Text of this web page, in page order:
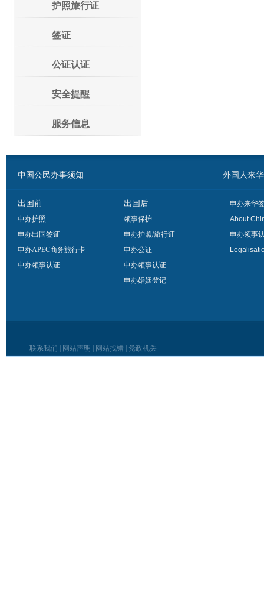
护照旅行证
签证
公证认证
安全提醒
服务信息
中国公民办事须知 外国人来
出国前
申办护照
申办出国签证
申办APEC商务旅行卡
申办领事认证
出国后
领事保护
申办护照/旅行证
申办公证
申办领事认证
申办婚姻登记
申办来华
About
申办领事
联系我们 网站声明 网站找错 党政机关